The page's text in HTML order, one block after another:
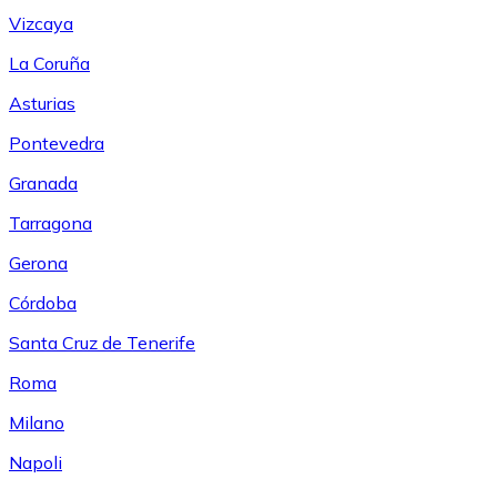
Vizcaya
La Coruña
Asturias
Pontevedra
Granada
Tarragona
Gerona
Córdoba
Santa Cruz de Tenerife
Roma
Milano
Napoli